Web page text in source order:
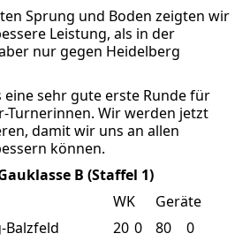
Sprung und Boden zeigten wir
Leistung, als in der
nur gegen Heidelberg
eine sehr gute erste Runde für
Turnerinnen. Wir werden jetzt
damit wir uns an allen
können.
B (Staffel 1)
WK
Geräte
Balzfeld 20 0 80
0